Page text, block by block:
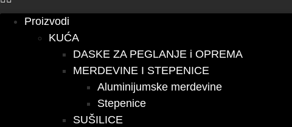
Proizvodi
KUĆA
DASKE ZA PEGLANJE i OPREMA
MERDEVINE I STEPENICE
Aluminijumske merdevine
Stepenice
SUŠILICE